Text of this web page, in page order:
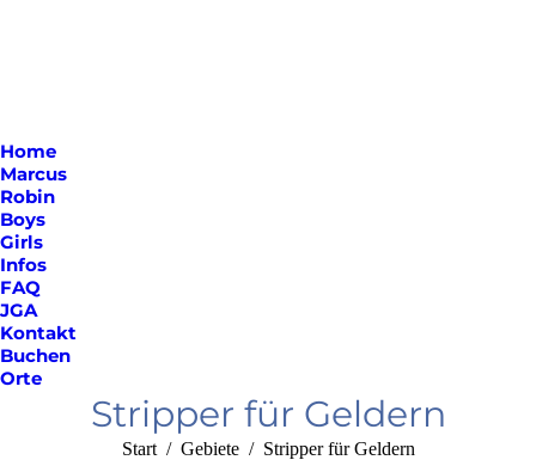
Home
Marcus
Robin
Boys
Girls
Infos
FAQ
JGA
Kontakt
Buchen
Orte
Stripper für Geldern
Sie befinden sich hier:
Start Gebiete Stripper für Geldern